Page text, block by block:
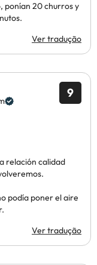
ponían 20 churros y
Ver tradução
9
relación calidad
podía poner el aire
Ver tradução